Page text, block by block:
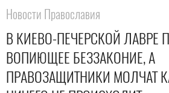
Новости Православия
В КИЕВО-ПЕЧЕРСКОЙ ЛАВРЕ
ВОПИЮЩЕЕ БЕЗЗАКОНИЕ, А
ПРАВОЗАЩИТНИКИ МОЛЧАТ